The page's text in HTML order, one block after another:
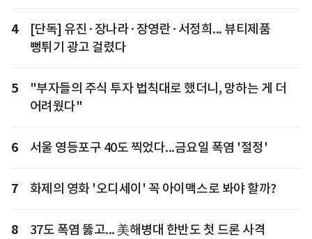
4
[단독] 유진·장나라·장영란·서정희... 뷰티제품
뻥튀기 광고 걸렸다
5
"부자들의 주식 투자 법칙대로 했더니, 망하는 게 더
어려웠다"
6 서울 영등포구 40도 찍었다...금요일 폭염 '절정'
7 화제의 영화 '오디세이' 꼭 아이맥스로 봐야 할까?
8 37도 폭염 뚫고... 美해병대 한반도 첫 드론 사격